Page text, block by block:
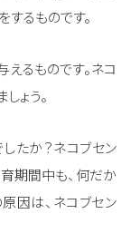
するものです。
るものです。ネコ
ょう。
たか？ネコブセン
期間中も、何だか
因は、ネコブセン